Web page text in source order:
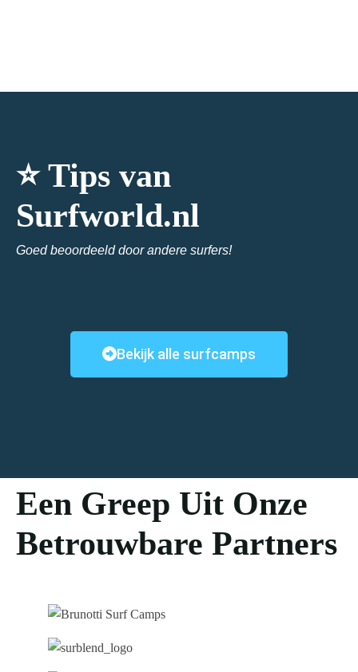
⭐ Tips van
Surfworld.nl
Goed beoordeeld door andere surfers!
Bekijk alle surfcamps
Een Greep Uit Onze
Betrouwbare Partners